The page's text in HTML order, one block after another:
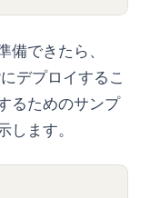
備できたら、
デプロイするこ
るためのサンプ
ます。